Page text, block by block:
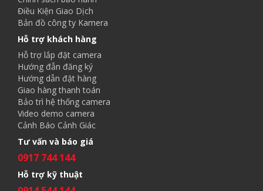
Điều Kiện Giao Dịch
Bản đồ công ty Kamera
Hỗ trợ khách hàng
Hỗ trợ lắp đặt camera
Hướng đẫn đăng ký
Hướng dẫn đặt hàng
Giao hàng thanh toán
Bảo trì hệ thống camera
Video demo camera
Cảnh Báo Cảnh Giác
Tư vấn và báo giá
0917 744 144
Hỗ trợ kỹ thuật